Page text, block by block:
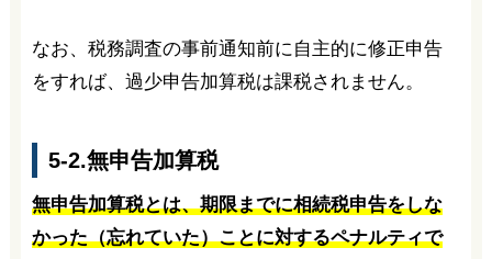
なお、税務調査の事前通知前に自主的に修正申告
をすれば、過少申告加算税は課税されません。
5-2.無申告加算税
無申告加算税とは、期限までに相続税申告をしな
かった（忘れていた）ことに対するペナルティで